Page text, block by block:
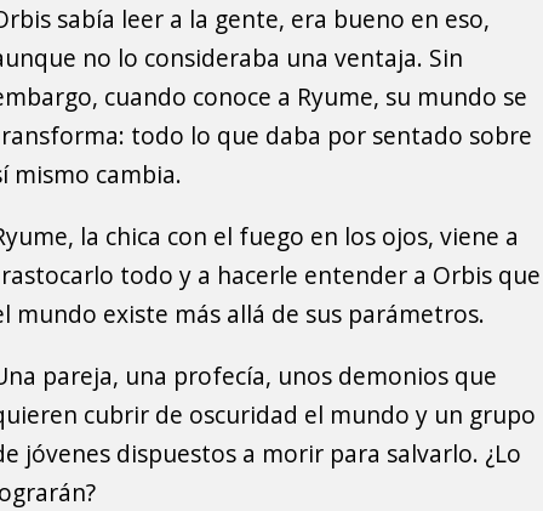
sabía leer a la gente, era bueno en eso,
no lo consideraba una ventaja. Sin
cuando conoce a Ryume, su mundo se
todo lo que daba por sentado sobre
mismo cambia.
la chica con el fuego en los ojos, viene a
todo y a hacerle entender a Orbis que
mundo existe más allá de sus parámetros.
pareja, una profecía, unos demonios que
cubrir de oscuridad el mundo y un grupo
jóvenes dispuestos a morir para salvarlo. ¿Lo